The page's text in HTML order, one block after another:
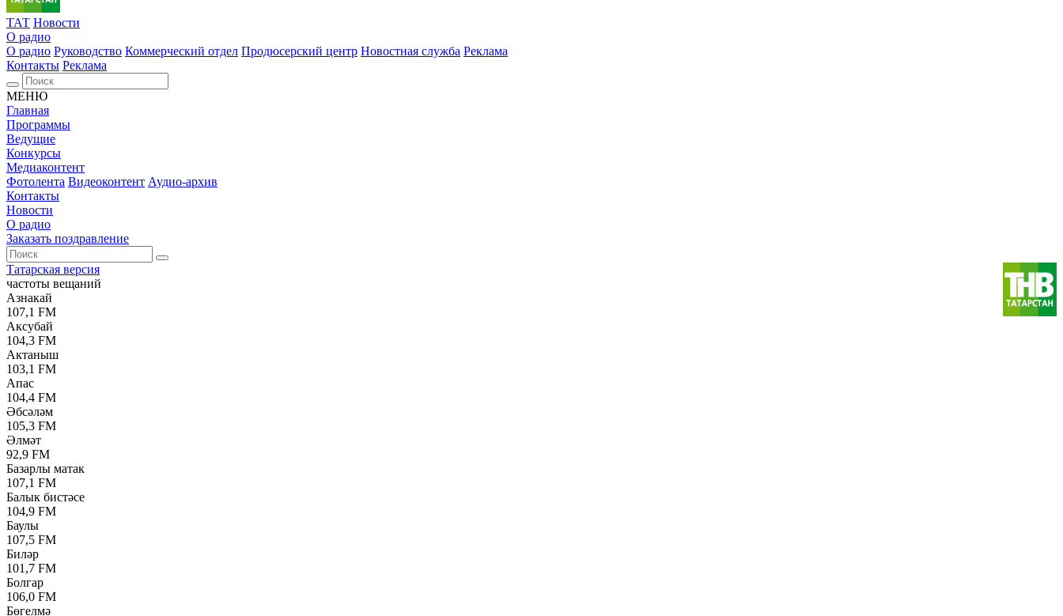
ТАТ Новости
О радио
О радио Руководство Коммерческий отдел Продюсерский центр Новостная служба Реклама
Контакты Реклама
МЕНЮ
Главная
Программы
Ведущие
Конкурсы
Медиаконтент
Фотолента Видеоконтент Аудио-архив
Контакты
Новости
О радио
Заказать поздравление
Татарская версия
частоты вещаний
Азнакай
107,1 FM
Аксубай
104,3 FM
Актаныш
103,1 FM
Апас
104,4 FM
Әбсәләм
105,3 FM
Әлмәт
92,9 FM
Базарлы матак
107,1 FM
Балык бистәсе
104,9 FM
Баулы
107,5 FM
Биләр
101,7 FM
Болгар
106,0 FM
Бөгелмә